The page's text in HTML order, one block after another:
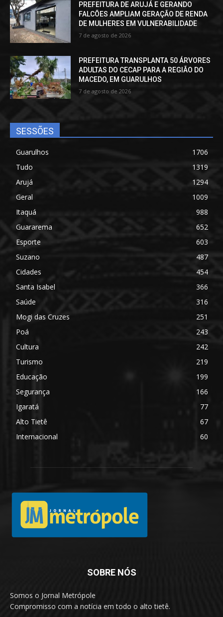
PREFEITURA DE ARUJÁ E GERANDO
FALCÕES AMPLIAM GERAÇÃO DE RENDA
DE MULHERES EM VULNERABILIDADE
7 de agosto de 2026
PREFEITURA TRANSPLANTA 50 ÁRVORES
ADULTAS DO CECAP PARA A REGIÃO DO
MACEDO, EM GUARULHOS
7 de agosto de 2026
SESSÕES
Guarulhos
1706
Tudo
1319
Arujá
1294
Geral
1009
Itaquá
988
Guararema
652
Esporte
603
Suzano
487
Cidades
454
Santa Isabel
366
Saúde
316
Mogi das Cruzes
251
Poá
243
Cultura
242
Turismo
219
Educação
199
Segurança
166
Igaratá
77
Alto Tietê
67
Internacional
60
SOBRE NÓS
Somos o Jornal Metrópole
Compromisso com a notícia em todo o alto tietê.